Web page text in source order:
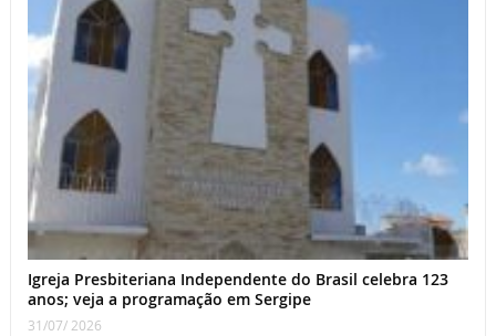
Igreja Presbiteriana Independente do Brasil celebra 123
anos; veja a programação em Sergipe
31/07/ 2026